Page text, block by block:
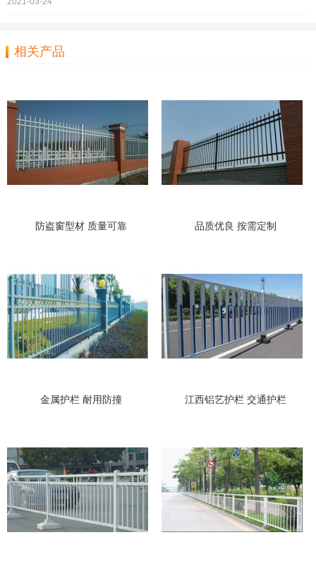
相关产品
防盗窗型材 质量可靠 品质优良 按需定制
金属护栏 耐用防撞 江西铝艺护栏 交通护栏